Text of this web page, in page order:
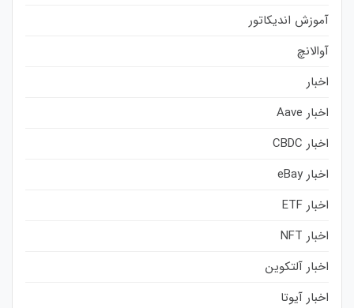
آموزش اندیکاتور
آوالانچ
اخبار
اخبار Aave
اخبار CBDC
اخبار eBay
اخبار ETF
اخبار NFT
اخبار آلتکوین
اخبار آیوتا